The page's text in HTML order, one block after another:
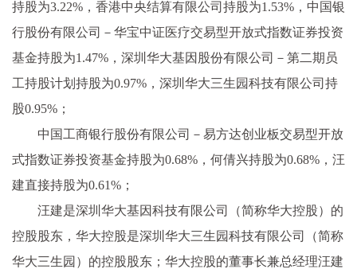
持股为3.22%，香港中央结算有限公司持股为1.53%，中国银
行股份有限公司－华宝中证医疗交易型开放式指数证券投资
基金持股为1.47%，深圳华大基因股份有限公司－第二期员
工持股计划持股为0.97%，深圳华大三生园科技有限公司持
股0.95%；
中国工商银行股份有限公司－易方达创业板交易型开放
式指数证券投资基金持股为0.68%，何倩兴持股为0.68%，汪
建直接持股为0.61%；
汪建是深圳华大基因科技有限公司（简称华大控股）的
控股股东，华大控股是深圳华大三生园科技有限公司（简称
华大三生园）的控股股东；华大控股的董事长兼总经理汪建